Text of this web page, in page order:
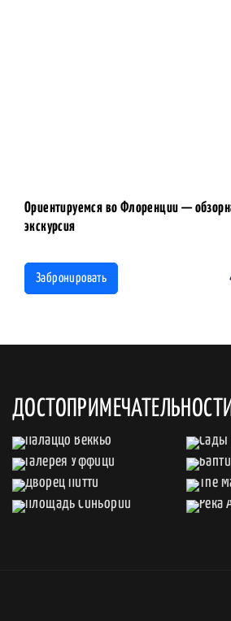
Ориентируемся во Флоренции —
экскурсия
Забронировать